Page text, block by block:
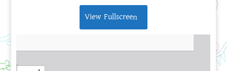
View Fullscreen